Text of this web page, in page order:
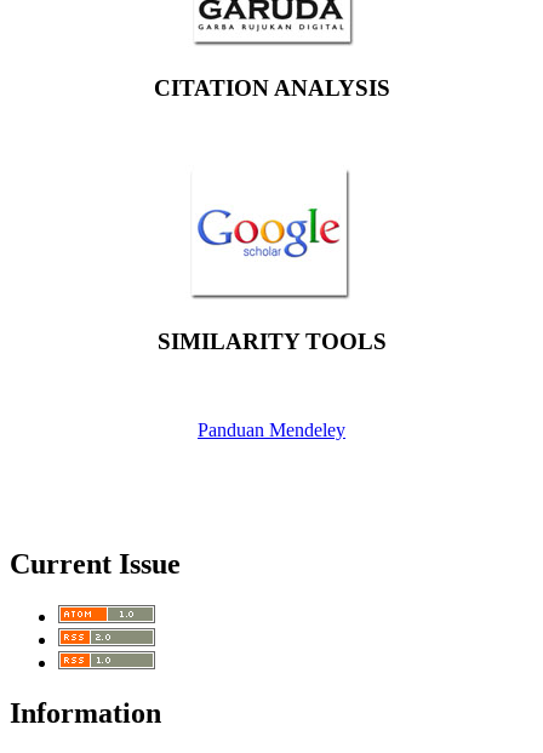
CITATION ANALYSIS
SIMILARITY TOOLS
Panduan Mendeley
Current Issue
Information